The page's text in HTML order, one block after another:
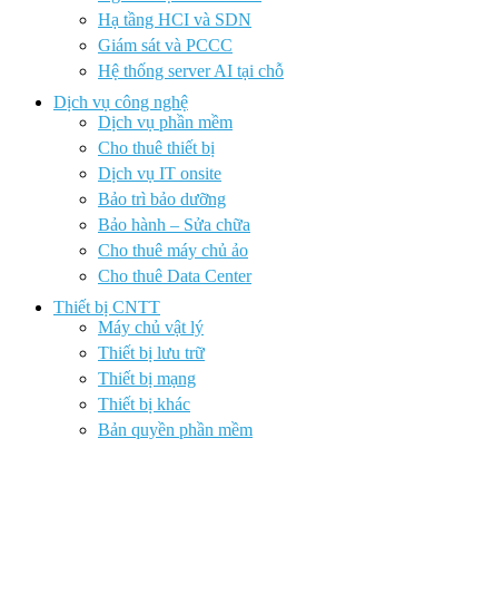
Hạ tầng HCI và SDN
Giám sát và PCCC
Hệ thống server AI tại chỗ
Dịch vụ công nghệ
Dịch vụ phần mềm
Cho thuê thiết bị
Dịch vụ IT onsite
Bảo trì bảo dưỡng
Bảo hành – Sửa chữa
Cho thuê máy chủ ảo
Cho thuê Data Center
Thiết bị CNTT
Máy chủ vật lý
Thiết bị lưu trữ
Thiết bị mạng
Thiết bị khác
Bản quyền phần mềm